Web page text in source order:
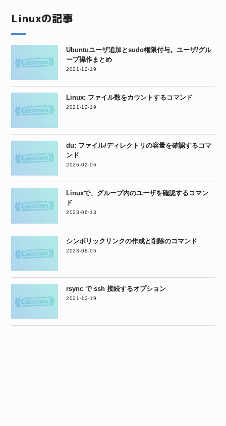
Linuxの記事
Ubuntuユーザ追加とsudo権限付与。ユーザ/グル
ープ操作まとめ
2021-12-19
Linux: ファイル数をカウントするコマンド
2021-12-19
du: ファイル/ディレクトリの容量を確認するコマ
ンド
2026-02-06
Linuxで、グループ内のユーザを確認するコマン
ド
2023-06-13
シンボリックリンクの作成と削除のコマンド
2023-08-05
rsync で ssh 接続するオプション
2021-12-19